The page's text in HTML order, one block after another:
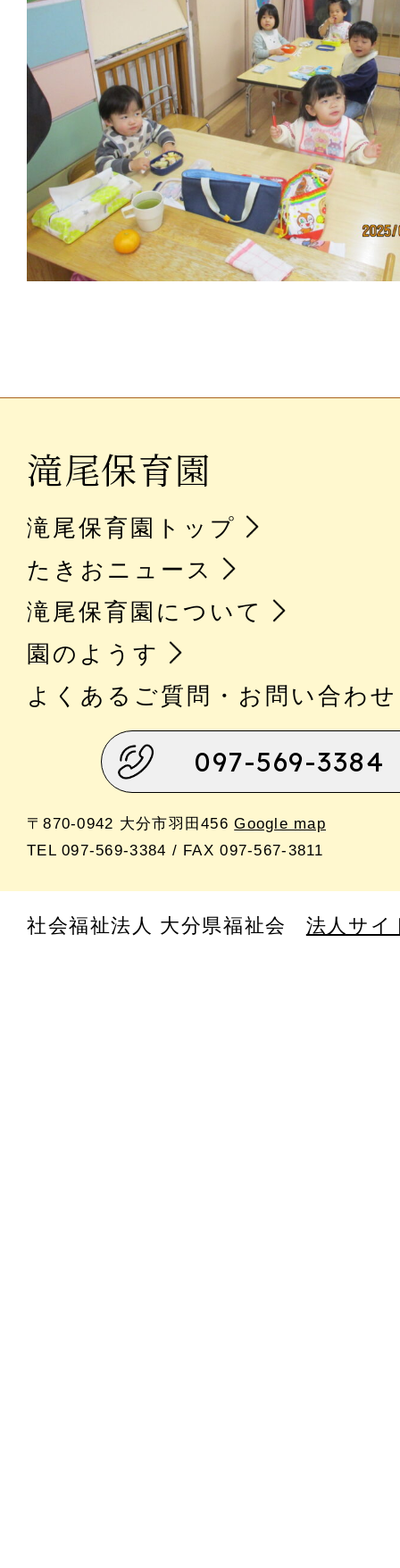
滝尾保育園
滝尾保育園トップ
たきおニュース
滝尾保育園について
園のようす
よくあるご質問・お問い合わせ
097-569-3384
〒870-0942 大分市羽田456Google map
TEL 097-569-3384 / FAX 097-567-3811
社会福祉法人 大分県福祉会 法人サイ